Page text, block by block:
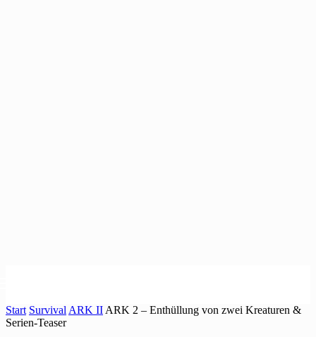
Start Survival ARK II ARK 2 – Enthüllung von zwei Kreaturen &
Serien-Teaser